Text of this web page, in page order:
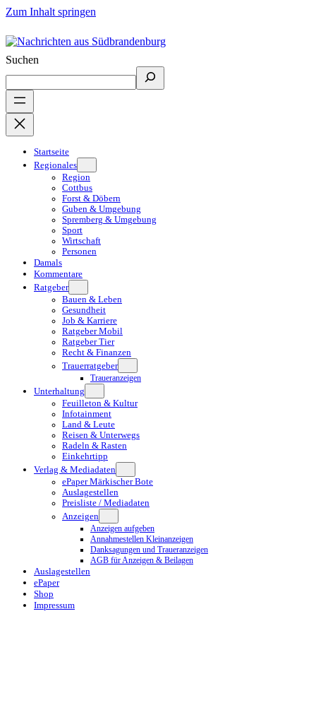
Zum Inhalt springen
Suchen
Startseite
Regionales
Region
Cottbus
Forst & Döbern
Guben & Umgebung
Spremberg & Umgebung
Sport
Wirtschaft
Personen
Damals
Kommentare
Ratgeber
Bauen & Leben
Gesundheit
Job & Karriere
Ratgeber Mobil
Ratgeber Tier
Recht & Finanzen
Trauerratgeber
Traueranzeigen
Unterhaltung
Feuilleton & Kultur
Infotainment
Land & Leute
Reisen & Unterwegs
Radeln & Rasten
Einkehrtipp
Verlag & Mediadaten
ePaper Märkischer Bote
Auslagestellen
Preisliste / Mediadaten
Anzeigen
Anzeigen aufgeben
Annahmestellen Kleinanzeigen
Danksagungen und Traueranzeigen
AGB für Anzeigen & Beilagen
Auslagestellen
ePaper
Shop
Impressum